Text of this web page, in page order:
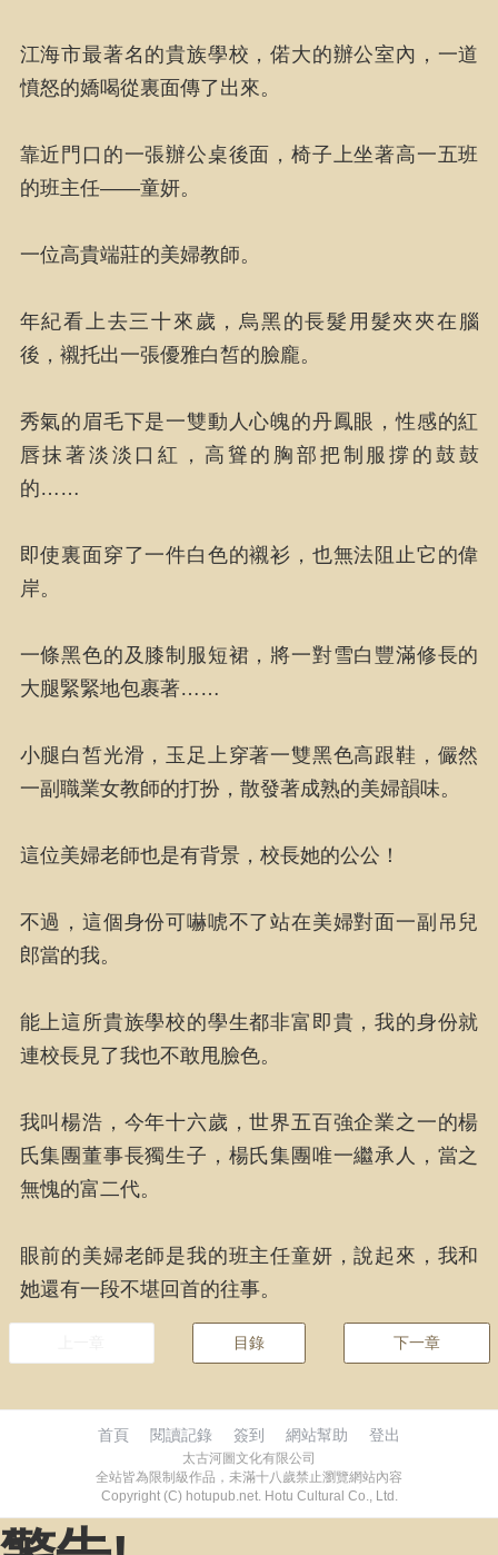
江海市最著名的貴族學校，偌大的辦公室內，一道
憤怒的嬌喝從裏面傳了出來。
靠近門口的一張辦公桌後面，椅子上坐著高一五班
的班主任——童妍。
一位高貴端莊的美婦教師。
年紀看上去三十來歲，烏黑的長髮用髮夾夾在腦
後，襯托出一張優雅白皙的臉龐。
秀氣的眉毛下是一雙動人心魄的丹鳳眼，性感的紅
唇抹著淡淡口紅，高聳的胸部把制服撐的鼓鼓
的……
即使裏面穿了一件白色的襯衫，也無法阻止它的偉
岸。
一條黑色的及膝制服短裙，將一對雪白豐滿修長的
大腿緊緊地包裹著……
小腿白皙光滑，玉足上穿著一雙黑色高跟鞋，儼然
一副職業女教師的打扮，散發著成熟的美婦韻味。
這位美婦老師也是有背景，校長她的公公！
不過，這個身份可嚇唬不了站在美婦對面一副吊兒
郎當的我。
能上這所貴族學校的學生都非富即貴，我的身份就
連校長見了我也不敢甩臉色。
我叫楊浩，今年十六歲，世界五百強企業之一的楊
氏集團董事長獨生子，楊氏集團唯一繼承人，當之
無愧的富二代。
眼前的美婦老師是我的班主任童妍，說起來，我和
她還有一段不堪回首的往事。
目錄 下一章
首頁 閱讀記錄 簽到 網站幫助 登出
太古河圖文化有限公司
全站皆為限制級作品，未滿十八歲禁止瀏覽網站內容
Copyright (C) hotupub.net. Hotu Cultural Co., Ltd.